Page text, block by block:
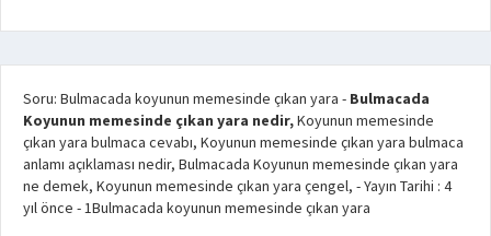
Soru: Bulmacada koyunun memesinde çıkan yara - Bulmacada
Koyunun memesinde çıkan yara nedir,Koyunun memesinde
çıkan yara bulmaca cevabı, Koyunun memesinde çıkan yara bulmaca
anlamı açıklaması nedir, Bulmacada Koyunun memesinde çıkan yara
ne demek, Koyunun memesinde çıkan yara çengel, - Yayın Tarihi : 4
yıl önce -1Bulmacada koyunun memesinde çıkan yara